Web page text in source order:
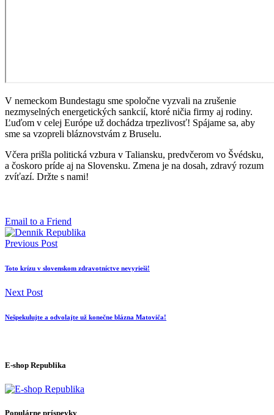
V nemeckom Bundestagu sme spoločne vyzvali na zrušenie
nezmyselných energetických sankcií, ktoré ničia firmy aj rodiny.
Ľuďom v celej Európe už dochádza trpezlivosť! Spájame sa, aby
sme sa vzopreli bláznovstvám z Bruselu.
Včera prišla politická vzbura v Taliansku, predvčerom vo Švédsku,
a čoskoro príde aj na Slovensku. Zmena je na dosah, zdravý rozum
zvíťazí. Držte s nami!
Email to a Friend
Previous Post
Toto krízu v slovenskom zdravotníctve nevyrieši!
Next Post
Nešpekulujte a odvolajte už konečne blázna Matoviča!
E-shop Republika
Populárne príspevky